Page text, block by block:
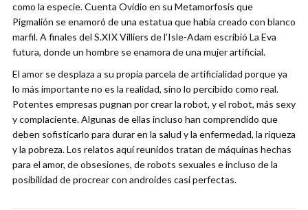
como la especie. Cuenta Ovidio en su Metamorfosis que
Pigmalión se enamoró de una estatua que había creado con blanco
marfil. A finales del S.XIX Villiers de l’Isle-Adam escribió La Eva
futura, donde un hombre se enamora de una mujer artificial.
El amor se desplaza a su propia parcela de artificialidad porque ya
lo más importante no es la realidad, sino lo percibido como real.
Potentes empresas pugnan por crear la robot, y el robot, más sexy
y complaciente. Algunas de ellas incluso han comprendido que
deben sofisticarlo para durar en la salud y la enfermedad, la riqueza
y la pobreza. Los relatos aquí reunidos tratan de máquinas hechas
para el amor, de obsesiones, de robots sexuales e incluso de la
posibilidad de procrear con androides casi perfectas.